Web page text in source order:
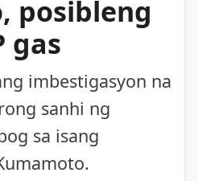
posibleng
gas
imbestigasyon na
sanhi ng
sa isang